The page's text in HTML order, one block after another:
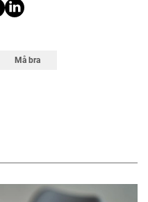
Må bra